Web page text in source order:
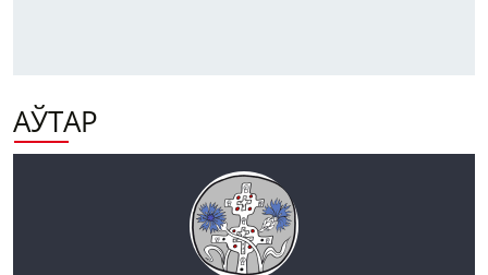
АЎТАР